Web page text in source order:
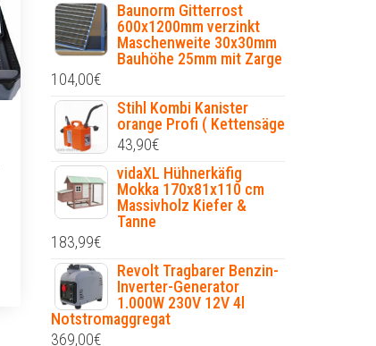
Baunorm Gitterrost
600x1200mm verzinkt
Maschenweite 30x30mm
Bauhöhe 25mm mit Zarge
104,00€
Stihl Kombi Kanister
orange Profi ( Kettensäge
43,90€
vidaXL Hühnerkäfig
Mokka 170x81x110 cm
Massivholz Kiefer &
Tanne
183,99€
Revolt Tragbarer Benzin-
Inverter-Generator
1.000W 230V 12V 4l
Notstromaggregat
369,00€